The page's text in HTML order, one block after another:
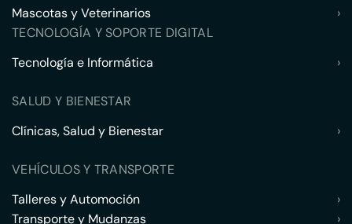
Mascotas y Veterinarios
›
TECNOLOGÍA Y SOPORTE DIGITAL
Tecnología e Informática
›
SALUD Y BIENESTAR
Clínicas, Salud y Bienestar
›
VEHÍCULOS Y TRANSPORTE
Talleres y Automoción
›
Transporte y Mudanzas
›